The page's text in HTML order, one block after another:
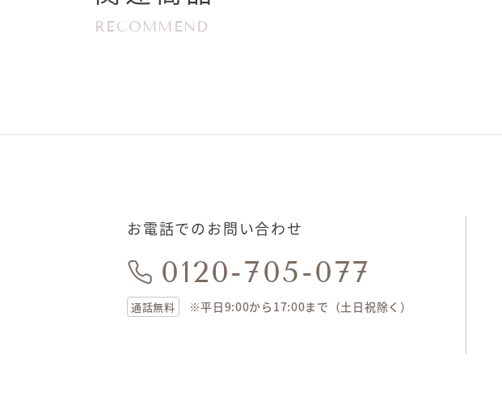
RECOMMEND
お電話でのお問い合わせ
0120-705-077
通話無料 ※平日9:00から17:00まで（土日祝除く）